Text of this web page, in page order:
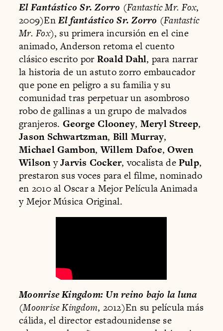
El Fantástico Sr. Zorro (Fantastic Mr. Fox,
2009)EnEl fantástico Sr. Zorro (Fantastic
Mr. Fox), su primera incursión en el cine
animado, Anderson retoma el cuento
clásico escrito porRoald Dahl, para narrar
la historia de un astuto zorro embaucador
que pone en peligro a su familia y su
comunidad tras perpetuar un asombroso
robo de gallinas a un grupo de malvados
granjeros. George Clooney, Meryl Streep,
Jason Schwartzman, Bill Murray,
Michael Gambon,Willem Dafoe,Owen
WilsonyJarvis Cocker, vocalista dePulp,
prestaron sus voces para el filme, nominado
en 2010 al Oscar a Mejor Película Animada
y Mejor Música Original.
Moonrise Kingdom: Un reino bajo la luna
(Moonrise Kingdom, 2012)En su película más
cálida, el director estadounidense se